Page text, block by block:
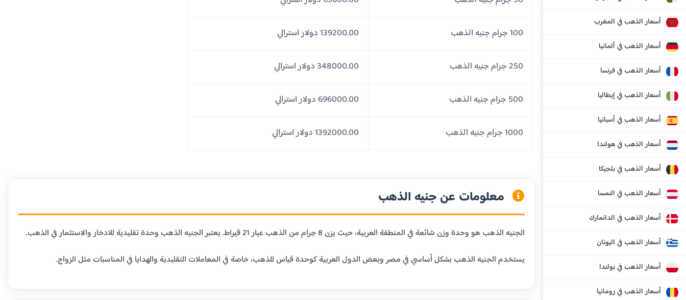
أسعار الذهب في المغرب
أسعار الذهب في ألمانيا
أسعار الذهب في فرنسا
أسعار الذهب في إيطاليا
أسعار الذهب في أسبانيا
أسعار الذهب في هولندا
أسعار الذهب في بلجيكا
أسعار الذهب في النمسا
أسعار الذهب في الدانمارك
أسعار الذهب في اليونان
أسعار الذهب في بولندا
أسعار الذهب في رومانيا
100 جرام جنيه الذهب 139200.00 دولار استرالي
250 جرام جنيه الذهب 348000.00 دولار استرالي
500 جرام جنيه الذهب 696000.00 دولار استرالي
1000 جرام جنيه الذهب 1392000.00 دولار استرالي
معلومات عن جنيه الذهب
الجنيه الذهب هو وحدة وزن شائعة في المنطقة العربية، حيث يزن 8 جرام من الذهب عيار 21 قيراط. يعتبر الجنيه الذهب وحدة تقليدية للادخار والاستثمار في الذهب.
يستخدم الجنيه الذهب بشكل أساسي في مصر وبعض الدول العربية كوحدة قياس للذهب، خاصة في المعاملات التقليدية والهدايا في المناسبات مثل الزواج.